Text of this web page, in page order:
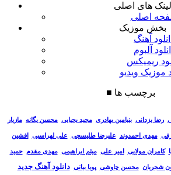
لینک های اصلی
اصلی
بخش موزیک
آهنگ
آلبوم
ریمیکس
موزیک ویدیو
■ برچسب ها
رضا یزدانی بنیامین بهادری مجید یحیایی محسن یگانه مازیار
مهدی احمدوند علیرضا طلیسچی علی لهراسبی افشین
کامران مولایی امیر علی میثم ابراهیمی مهدی مقدم حمید
شجریان محسن چاوشی پویا بیاتی دانلود آهنگ جدید